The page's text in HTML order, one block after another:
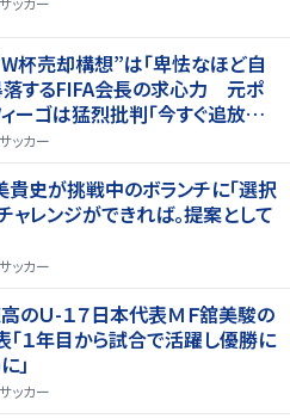
杯売却構想”は「卑怯なほど自
するFIFA会長の求心力 元ポ
ーゴは猛烈批判「今すぐ追放す
サッカー
史が挑戦中のボランチに「選択
ャレンジができれば。提案として
サッカー
高のＵ-１７日本代表ＭＦ舘美駿の
１年目から試合で活躍し優勝に
」
サッカー